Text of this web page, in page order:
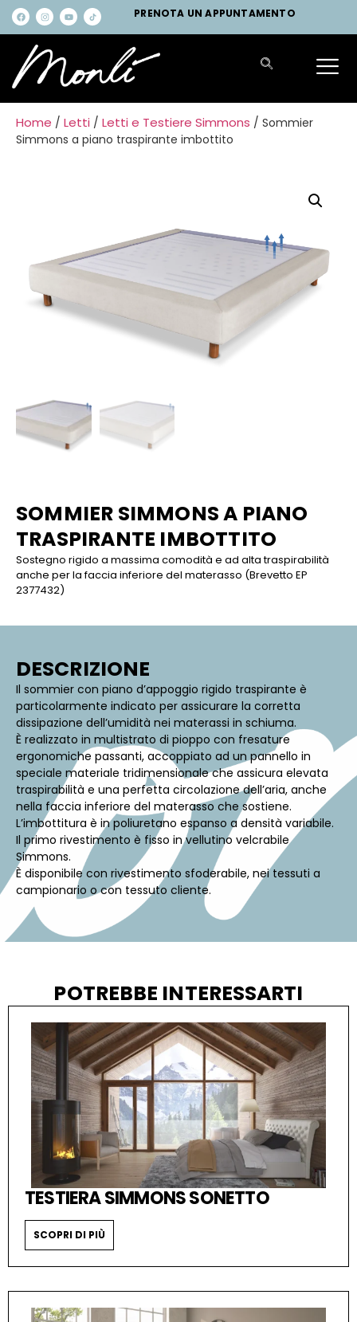
PRENOTA UN APPUNTAMENTO
Home / Letti / Letti e Testiere Simmons / Sommier
Simmons a piano traspirante imbottito
SOMMIER SIMMONS A PIANO
TRASPIRANTE IMBOTTITO
Sostegno rigido a massima comodità e ad alta traspirabilità
anche per la faccia inferiore del materasso (Brevetto EP
2377432)
DESCRIZIONE
Il sommier con piano d’appoggio rigido traspirante è
particolarmente indicato per assicurare la corretta
dissipazione dell’umidità nei materassi in schiuma.
È realizzato in multistrato di pioppo con fresature
ergonomiche passanti, accoppiato ad un pannello in
speciale materiale tridimensionale che assicura elevata
traspirabilità e una perfetta circolazione dell’aria, anche
nella faccia inferiore del materasso che sostiene.
L’imbottitura è in poliuretano espanso a densità variabile.
Il primo rivestimento è fisso in vellutino velcrabile
Simmons.
È disponibile con rivestimento sfoderabile, nei tessuti a
campionario o con tessuto cliente.
POTREBBE INTERESSARTI
TESTIERA SIMMONS SONETTO
SCOPRI DI PIÙ